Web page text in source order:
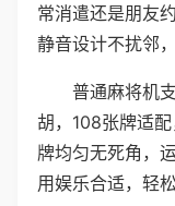
常消遣还是朋友
静音设计不扰邻
普通麻将机
胡，108张牌适
牌均匀无死角，
用娱乐合适，轻